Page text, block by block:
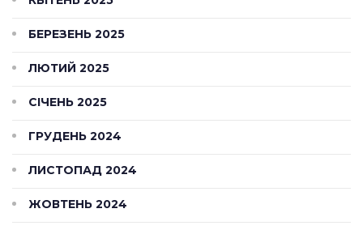
БЕРЕЗЕНЬ 2025
ЛЮТИЙ 2025
СІЧЕНЬ 2025
ГРУДЕНЬ 2024
ЛИСТОПАД 2024
ЖОВТЕНЬ 2024